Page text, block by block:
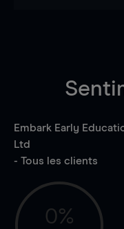
Embark Early
Ltd
- Tous les clients
0%